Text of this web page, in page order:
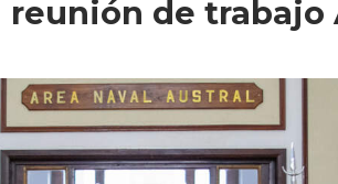
de trabajo